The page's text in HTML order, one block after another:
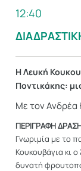
12:40
Η Λευκή
Ποντικάκης:
Με τον
ΠΕΡΙΓΡΑΦΗ
Γνωριμία με το
Κουκουβάγια κι
δυνατή